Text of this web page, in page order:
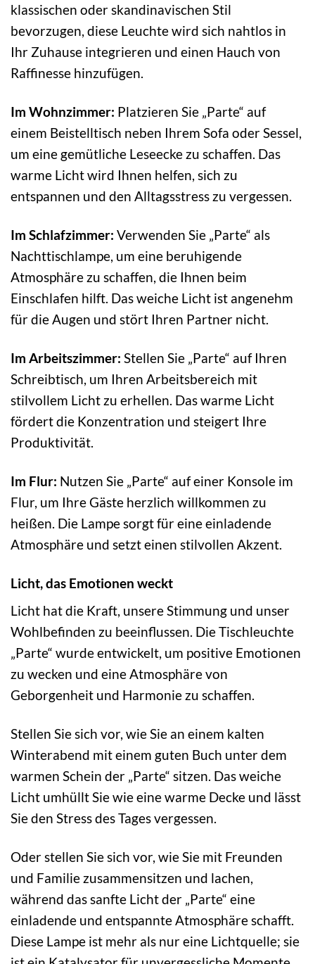
klassischen oder skandinavischen Stil
bevorzugen, diese Leuchte wird sich nahtlos in
Ihr Zuhause integrieren und einen Hauch von
Raffinesse hinzufügen.
Im Wohnzimmer: Platzieren Sie „Parte“ auf
einem Beistelltisch neben Ihrem Sofa oder Sessel,
um eine gemütliche Leseecke zu schaffen. Das
warme Licht wird Ihnen helfen, sich zu
entspannen und den Alltagsstress zu vergessen.
Im Schlafzimmer: Verwenden Sie „Parte“ als
Nachttischlampe, um eine beruhigende
Atmosphäre zu schaffen, die Ihnen beim
Einschlafen hilft. Das weiche Licht ist angenehm
für die Augen und stört Ihren Partner nicht.
Im Arbeitszimmer: Stellen Sie „Parte“ auf Ihren
Schreibtisch, um Ihren Arbeitsbereich mit
stilvollem Licht zu erhellen. Das warme Licht
fördert die Konzentration und steigert Ihre
Produktivität.
Im Flur: Nutzen Sie „Parte“ auf einer Konsole im
Flur, um Ihre Gäste herzlich willkommen zu
heißen. Die Lampe sorgt für eine einladende
Atmosphäre und setzt einen stilvollen Akzent.
Licht, das Emotionen weckt
Licht hat die Kraft, unsere Stimmung und unser
Wohlbefinden zu beeinflussen. Die Tischleuchte
„Parte“ wurde entwickelt, um positive Emotionen
zu wecken und eine Atmosphäre von
Geborgenheit und Harmonie zu schaffen.
Stellen Sie sich vor, wie Sie an einem kalten
Winterabend mit einem guten Buch unter dem
warmen Schein der „Parte“ sitzen. Das weiche
Licht umhüllt Sie wie eine warme Decke und lässt
Sie den Stress des Tages vergessen.
Oder stellen Sie sich vor, wie Sie mit Freunden
und Familie zusammensitzen und lachen,
während das sanfte Licht der „Parte“ eine
einladende und entspannte Atmosphäre schafft.
Diese Lampe ist mehr als nur eine Lichtquelle; sie